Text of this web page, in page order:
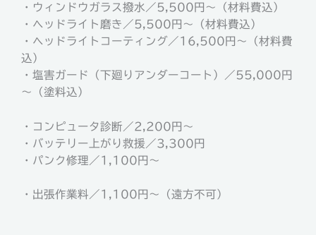
・ウィンドウガラス撥水／5,500円～（材料費込）
・ヘッドライト磨き／5,500円～（材料費込）
・ヘッドライトコーティング／16,500円～（材料費
込）
・塩害ガード（下廻りアンダーコート）／55,000円
～（塗料込）
・コンピュータ診断／2,200円～
・バッテリー上がり救援／3,300円
・パンク修理／1,100円～
・出張作業料／1,100円～（遠方不可）